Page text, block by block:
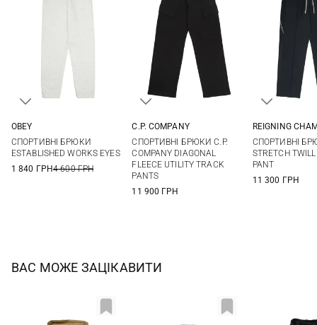
XXL
OBEY
СПОРТИВНІ БРЮКИ
ESTABLISHED WORKS EYES
1 840 ГРН4 600 ГРН
XXL
3XL
C.P. COMPANY
СПОРТИВНІ БРЮКИ C.P.
COMPANY DIAGONAL
FLEECE UTILITY TRACK
PANTS
11 900 ГРН
REIGNING
СПОРТИВНІ
STRETCH
PANT
11 300 ГРН
ВАС МОЖЕ ЗАЦІКАВИТИ